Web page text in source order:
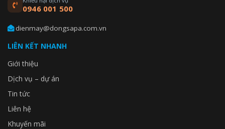
0946 001 500
dienmay@dongsapa.com.vn
LIÊN KẾT NHANH
Giới thiệu
Dịch vụ – dự án
Tin tức
Liên hệ
Khuyến mãi